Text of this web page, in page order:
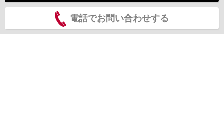
電話でお問い合わせする